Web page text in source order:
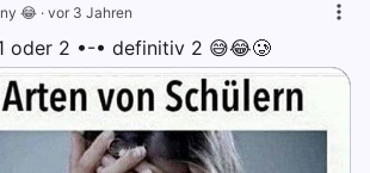
😂 · vor 3 Jahren
oder 2 •-• definitiv 2 😅😂🥲